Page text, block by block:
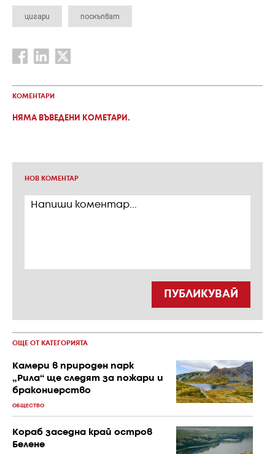
цигари поскъпват
КОМЕНТАРИ
НЯМА ВЪВЕДЕНИ КОМЕТАРИ.
НОВ КОМЕНТАР
ПУБЛИКУВАЙ
ОЩЕ ОТ КАТЕГОРИЯТА
Камери в природен парк
„Рила“ ще следят за пожари и
бракониерство
ОБЩЕСТВО
Кораб заседна край остров
Белене